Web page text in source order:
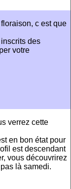
c est que
des
votre
verrez cette
en bon état pour
est descendant
vous découvrirez
là samedi.